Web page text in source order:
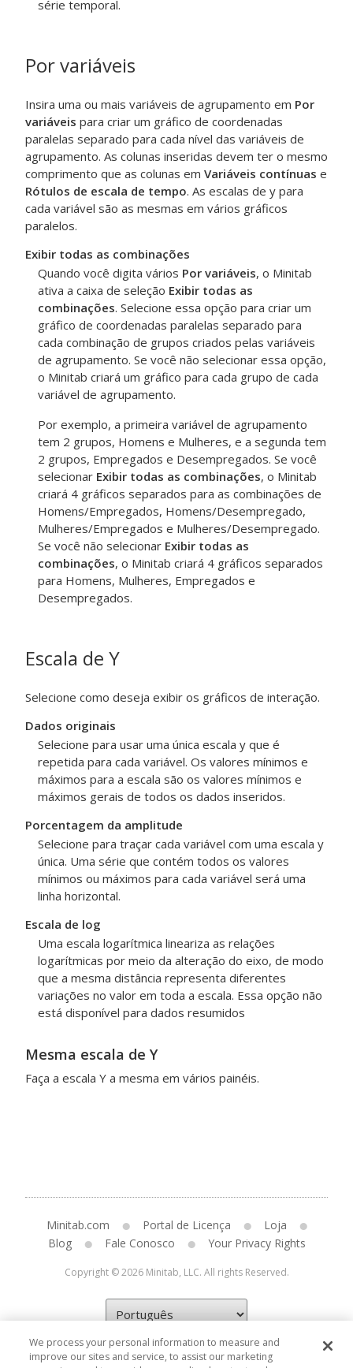
série temporal.
Por variáveis
Insira uma ou mais variáveis de agrupamento em Por
variáveis para criar um gráfico de coordenadas
paralelas separado para cada nível das variáveis de
agrupamento. As colunas inseridas devem ter o mesmo
comprimento que as colunas em Variáveis contínuas e
Rótulos de escala de tempo. As escalas de y para
cada variável são as mesmas em vários gráficos
paralelos.
Exibir todas as combinações
Quando você digita vários Por variáveis, o Minitab
ativa a caixa de seleção Exibir todas as
combinações. Selecione essa opção para criar um
gráfico de coordenadas paralelas separado para
cada combinação de grupos criados pelas variáveis
de agrupamento. Se você não selecionar essa opção,
o Minitab criará um gráfico para cada grupo de cada
variável de agrupamento.
Por exemplo, a primeira variável de agrupamento
tem 2 grupos, Homens e Mulheres, e a segunda tem
2 grupos, Empregados e Desempregados. Se você
selecionar Exibir todas as combinações, o Minitab
criará 4 gráficos separados para as combinações de
Homens/Empregados, Homens/Desempregado,
Mulheres/Empregados e Mulheres/Desempregado.
Se você não selecionar Exibir todas as
combinações, o Minitab criará 4 gráficos separados
para Homens, Mulheres, Empregados e
Desempregados.
Escala de Y
Selecione como deseja exibir os gráficos de interação.
Dados originais
Selecione para usar uma única escala y que é
repetida para cada variável. Os valores mínimos e
máximos para a escala são os valores mínimos e
máximos gerais de todos os dados inseridos.
Porcentagem da amplitude
Selecione para traçar cada variável com uma escala y
única. Uma série que contém todos os valores
mínimos ou máximos para cada variável será uma
linha horizontal.
Escala de log
Uma escala logarítmica lineariza as relações
logarítmicas por meio da alteração do eixo, de modo
que a mesma distância representa diferentes
variações no valor em toda a escala. Essa opção não
está disponível para dados resumidos
Mesma escala de Y
Faça a escala Y a mesma em vários painéis.
Minitab.com Portal de Licença
Loja
Blog
Fale Conosco Your Privacy Rights
Copyright © 2026 Minitab, LLC. All rights Reserved.
We process your personal information to measure and
improve our sites and service, to assist our marketing